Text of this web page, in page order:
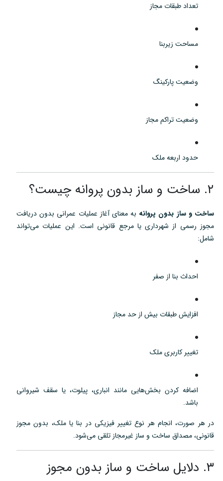
تعداد طبقات مجاز
مساحت زیربنا
وضعیت پارکینگ
وضعیت تراکم مجاز
حدود اربعه ملک
۲. ساخت و ساز بدون پروانه چیست؟
ساخت و ساز بدون پروانه به معنای آغاز عملیات عمرانی بدون دریافت
مجوز رسمی از شهرداری یا مرجع قانونی است. این عملیات می‌تواند
شامل:
احداث بنا از صفر
افزایش طبقات بیش از حد مجاز
تغییر کاربری ملک
اضافه کردن بخش‌هایی مانند انباری، پیلوت، یا سقف شیروانی
باشد.
در هر صورت، انجام هر نوع تغییر فیزیکی در بنا یا ملک، بدون مجوز
قانونی، مصداق ساخت و ساز غیرمجاز تلقی می‌شود.
۳. دلایل ساخت و ساز بدون مجوز